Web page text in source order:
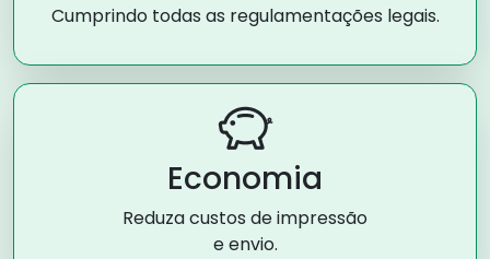
Cumprindo todas as regulamentações legais.
Economia
Reduza custos de impressão
e envio.